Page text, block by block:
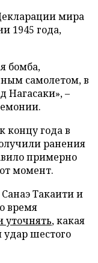
мира
1945 года,
бомба,
самолетом, в
Нагасаки», –
концу года в
ранения
примерно
момент.
Такаити и
время
уточнять, какая
шестого